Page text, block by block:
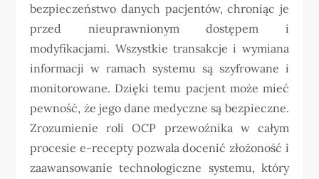
bezpieczeństwo danych pacjentów, chroniąc je
przed nieuprawnionym dostępem i
modyfikacjami. Wszystkie transakcje i wymiana
informacji w ramach systemu są szyfrowane i
monitorowane. Dzięki temu pacjent może mieć
pewność, że jego dane medyczne są bezpieczne.
Zrozumienie roli OCP przewoźnika w całym
procesie e-recepty pozwala docenić złożoność i
zaawansowanie technologiczne systemu, który